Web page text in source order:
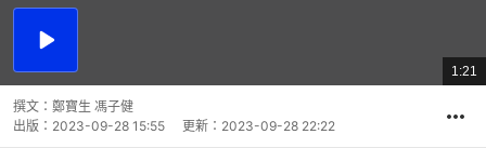
播
總
共
1:21
撰文： 鄭寶生 馮子健
出版： 2023-09-28 15:55 更新： 2023-09-28 22:22